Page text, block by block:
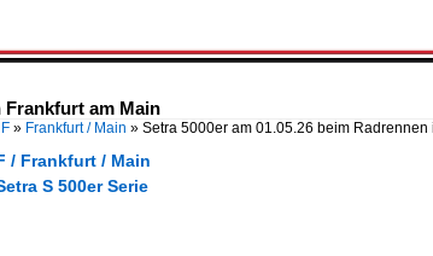
Frankfurt am Main
» Frankfurt / Main » Setra 5000er am 01.05.26 beim
/ Frankfurt / Main
S 500er Serie